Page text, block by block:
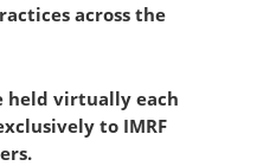
across the
held virtually each
to IMRF